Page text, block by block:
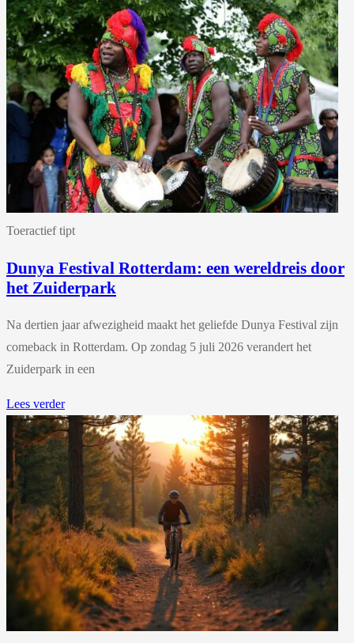
Toeractief tipt
Dunya Festival Rotterdam: een wereldreis door
het Zuiderpark
Na dertien jaar afwezigheid maakt het geliefde Dunya Festival zijn
comeback in Rotterdam. Op zondag 5 juli 2026 verandert het
Zuiderpark in een
Lees verder